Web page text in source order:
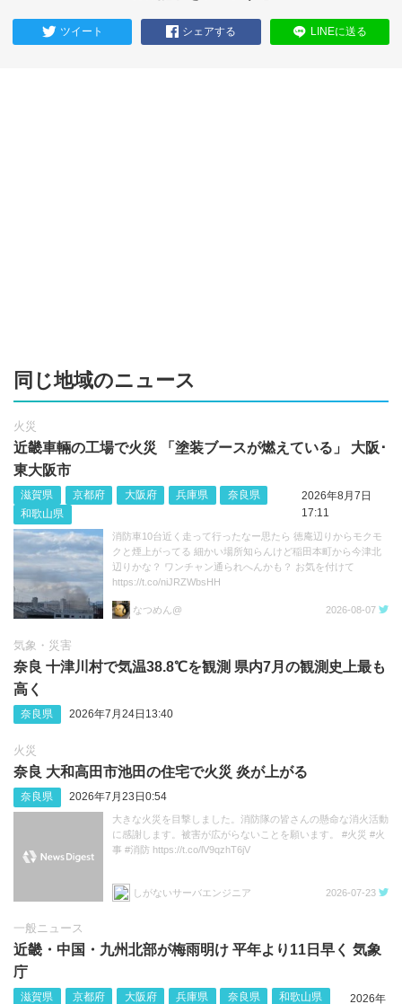
ツイート シェアする LINEに送る
同じ地域のニュース
火災
近畿車輛の工場で火災 「塗装ブースが燃えている」 大阪･
東大阪市
滋賀県 京都府 大阪府 兵庫県
奈良県
和歌山県
2026年8月7日
17:11
消防車10台近く走って行ったなー思たら 徳庵辺りからモクモ
クと煙上がってる 細かい場所知らんけど稲田本町から今津北
辺りかな？ ワンチャン通られへんかも？ お気を付けて
https://t.co/niJRZWbsHH
なつめん@ 2026-08-07
気象・災害
奈良 十津川村で気温38.8℃を観測 県内7月の観測史上最も
高く
奈良県 2026年7月24日13:40
火災
奈良 大和高田市池田の住宅で火災 炎が上がる
奈良県 2026年7月23日0:54
大きな火災を目撃しました。消防隊の皆さんの懸命な消火活動
に感謝します。被害が広がらないことを願います。 #火災 #火
事 #消防 https://t.co/lV9qzhT6jV
しがないサーバエンジニア 2026-07-23
一般ニュース
近畿・中国・九州北部が梅雨明け 平年より11日早く 気象
庁
滋賀県 京都府 大阪府 兵庫県 奈良県 和歌山県 2026年